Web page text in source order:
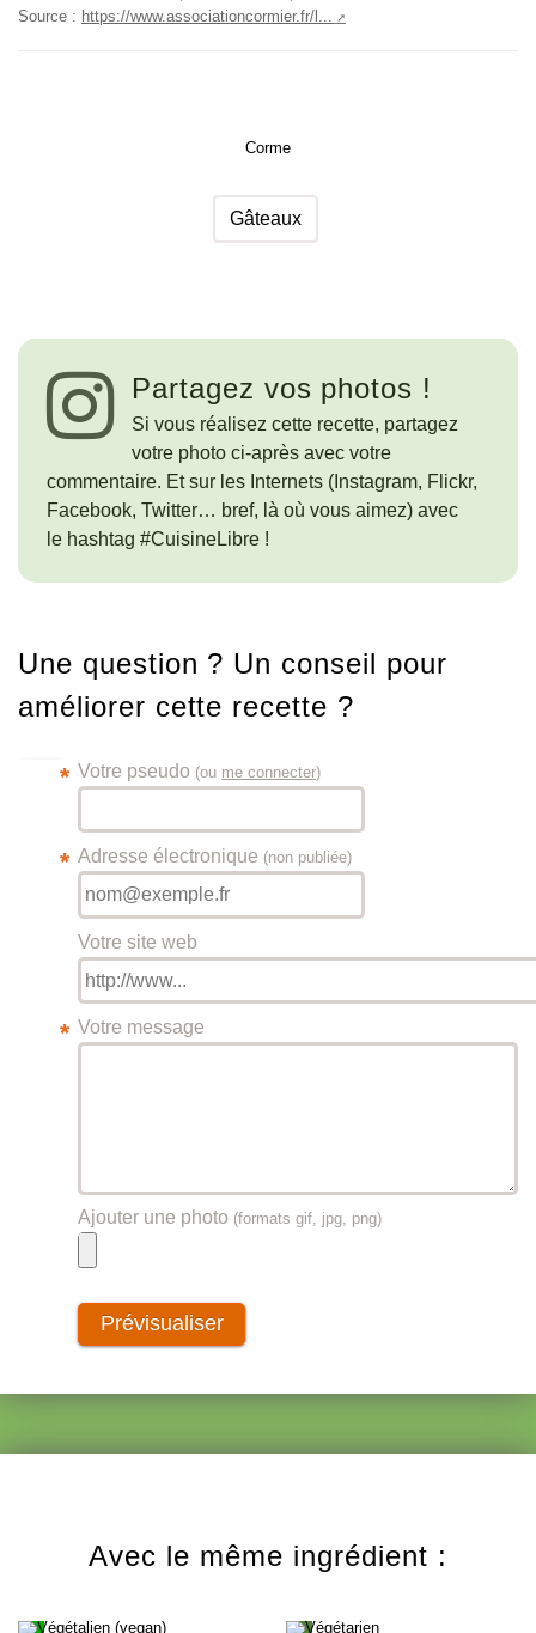
Source : https://www.associationcormier.fr/l...
Corme
Gâteaux
Partagez vos photos !
Si vous réalisez cette recette, partagez
votre photo ci-après avec votre
commentaire. Et sur les Internets (Instagram, Flickr,
Facebook, Twitter… bref, là où vous aimez) avec
le hashtag #CuisineLibre !
Une question ? Un conseil pour
améliorer cette recette ?
Votre pseudo
* (ou me connecter)
Adresse électronique (non publiée)
*
Votre site web
Votre message
*
Ajouter une photo (formats gif, jpg, png)
Avec le même ingrédient :